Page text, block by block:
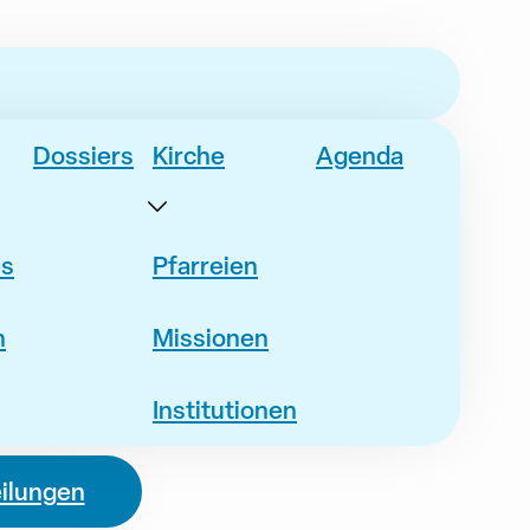
Dossiers Kirche
Pfarreien
Missionen
Institutionen
Agenda